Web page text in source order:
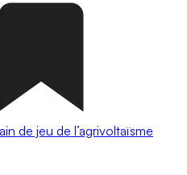
de jeu de l’agrivoltaïsme